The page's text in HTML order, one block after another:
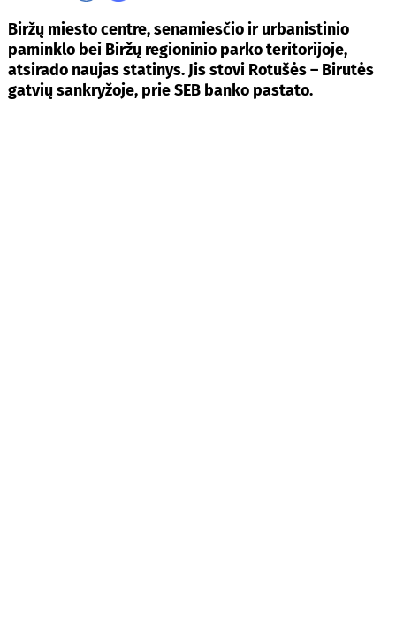
Biržų miesto centre, senamiesčio ir urbanistinio
paminklo bei Biržų regioninio parko teritorijoje,
atsirado naujas statinys. Jis stovi Rotušės – Birutės
gatvių sankryžoje, prie SEB banko pastato.